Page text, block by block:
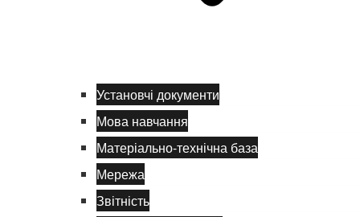
Установчі документи
Мова навчання
Матеріально-технічна база
Мережа
Звітність